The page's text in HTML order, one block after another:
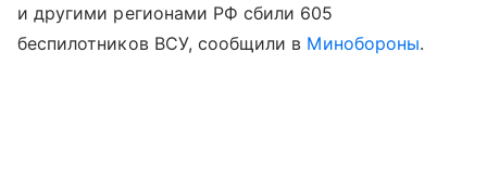
и другими регионами РФ сбили 605
беспилотников ВСУ, сообщили в Минобороны.